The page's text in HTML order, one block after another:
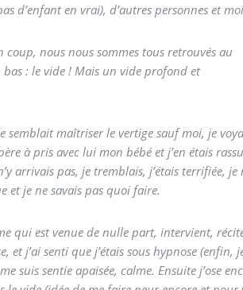
d’enfant en vrai), d’autres personnes et
coup, nous nous sommes tous retrouvés au
bas : le vide ! Mais un vide profond et
semblait maîtriser le vertige sauf moi, je
à pris avec lui mon bébé et j’en étais
arrivais pas, je tremblais, j’étais terrifiée, je
et je ne savais pas quoi faire.
qui est venue de nulle part, intervient,
et j’ai senti que j’étais sous hypnose (enfin,
suis sentie apaisée, calme. Ensuite j’ose